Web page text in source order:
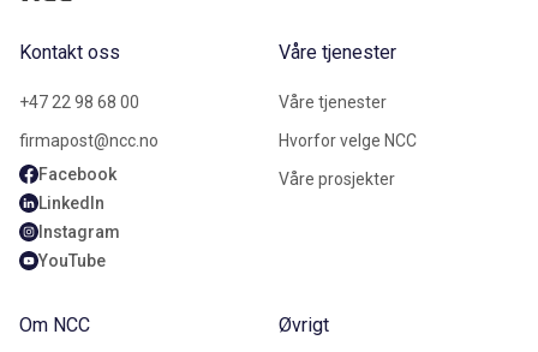
Kontakt oss
+47 22 98 68 00
firmapost@ncc.no
Facebook
LinkedIn
Instagram
YouTube
Våre tjenester
Våre tjenester
Hvorfor velge NCC
Våre prosjekter
Om NCC Øvrigt